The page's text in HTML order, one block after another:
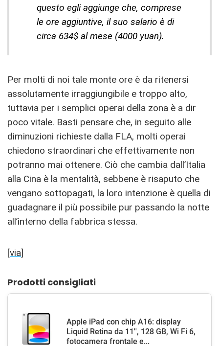
questo egli aggiunge che, comprese
le ore aggiuntive, il suo salario è di
circa 634$ al mese (4000 yuan).
Per molti di noi tale monte ore è da ritenersi
assolutamente irraggiungibile e troppo alto,
tuttavia per i semplici operai della zona è a dir
poco vitale. Basti pensare che, in seguito alle
diminuzioni richieste dalla FLA, molti operai
chiedono straordinari che effettivamente non
potranno mai ottenere. Ciò che cambia dall’Italia
alla Cina è la mentalità, sebbene è risaputo che
vengano sottopagati, la loro intenzione è quella di
guadagnare il più possibile pur passando la notte
all’interno della fabbrica stessa.
[via]
Prodotti consigliati
Apple iPad con chip A16: display
Liquid Retina da 11'', 128 GB, Wi Fi 6,
fotocamera frontale e...